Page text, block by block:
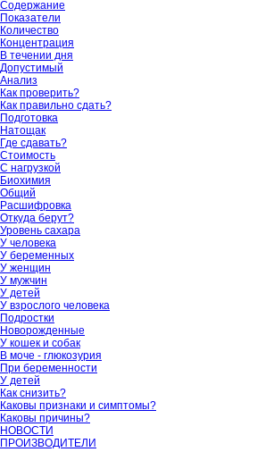
Содержание
Показатели
Количество
Концентрация
В течении дня
Допустимый
Анализ
Как проверить?
Как правильно сдать?
Подготовка
Натощак
Где сдавать?
Стоимость
С нагрузкой
Биохимия
Общий
Расшифровка
Откуда берут?
Уровень сахара
У человека
У беременных
У женщин
У мужчин
У детей
У взрослого человека
Подростки
Новорожденные
У кошек и собак
В моче - глюкозурия
При беременности
У детей
Как снизить?
Каковы признаки и симптомы?
Каковы причины?
НОВОСТИ
ПРОИЗВОДИТЕЛИ